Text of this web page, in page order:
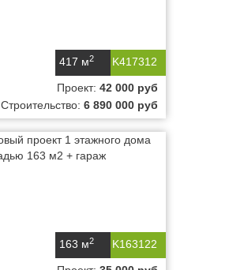
K417312
417 м2
Проект: 42 000 руб
Строительство: 6 890 000 руб
K163122
163 м2